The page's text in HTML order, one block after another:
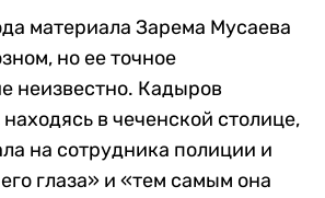
материала Зарема Мусаева
но ее точное
неизвестно. Кадыров
в чеченской столице,
на сотрудника полиции и
глаза» и «тем самым она